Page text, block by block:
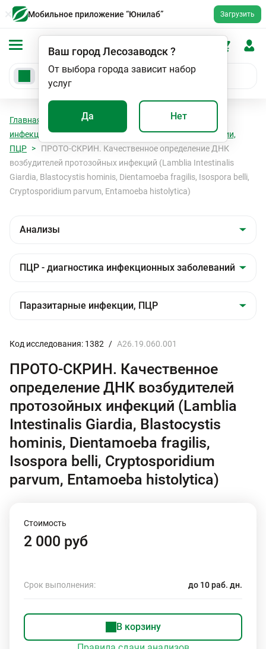
Мобильное приложение “Юнилаб” Загрузить
Ваш городЛесозаводск?
От выбора города зависит набор
услуг
Да Нет
Главная Анализы
ПЦР - диагностика
инфекционных заболеваний
Паразитарные инфекции,
ПЦР
ПРОТО-СКРИН. Качественное определение ДНК
возбудителей протозойных инфекций (Lamblia Intestinalis
Giardia, Blastocystis hominis, Dientamoeba fragilis, Isospora belli,
Cryptosporidium parvum, Entamoeba histolytica)
Код исследования: 1382 / A26.19.060.001
ПРОТО-СКРИН. Качественное
определение ДНК возбудителей
протозойных инфекций (Lamblia
Intestinalis Giardia, Blastocystis
hominis, Dientamoeba fragilis,
Isospora belli, Cryptosporidium
parvum, Entamoeba histolytica)
Стоимость
2 000 руб
Срок выполнения: до 10 раб. дн.
В корзину